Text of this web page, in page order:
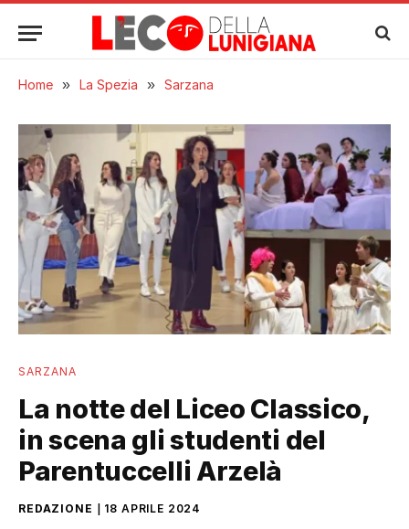
Home » La Spezia » Sarzana
SARZANA
La notte del Liceo Classico,
in scena gli studenti del
Parentuccelli Arzelà
REDAZIONE 18 APRILE 2024